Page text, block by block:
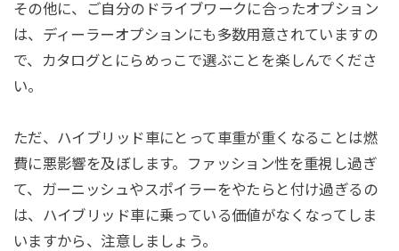
その他に、ご自分のドライブワークに合ったオプション
は、ディーラーオプションにも多数用意されていますの
で、カタログとにらめっこで選ぶことを楽しんでくださ
い。
ただ、ハイブリッド車にとって車重が重くなることは燃
費に悪影響を及ぼします。ファッション性を重視し過ぎ
て、ガーニッシュやスポイラーをやたらと付け過ぎるの
は、ハイブリッド車に乗っている価値がなくなってしま
いますから、注意しましょう。